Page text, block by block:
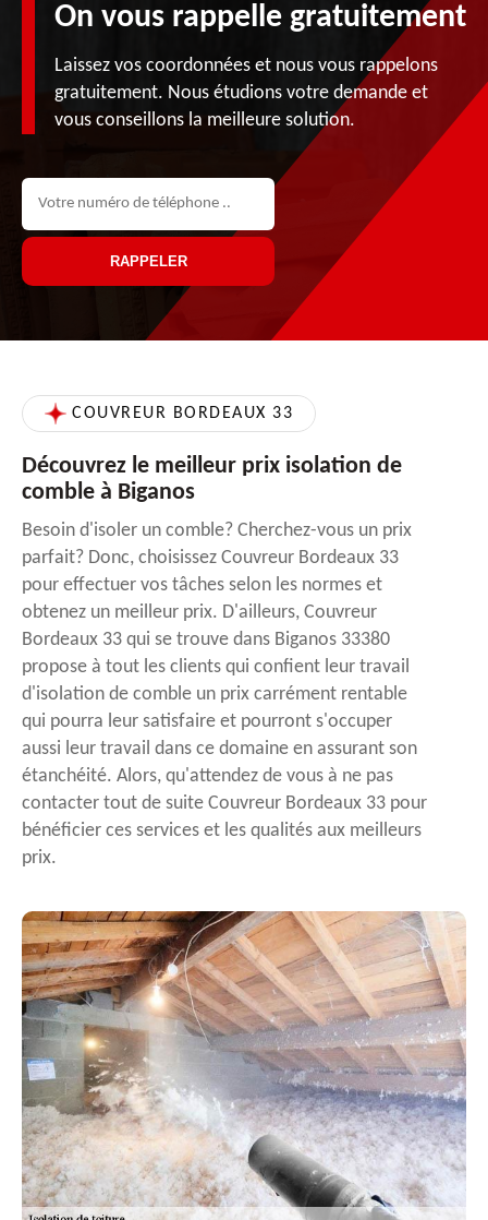
On vous rappelle gratuitement
Laissez vos coordonnées et nous vous rappelons
gratuitement. Nous étudions votre demande et
vous conseillons la meilleure solution.
COUVREUR BORDEAUX 33
Découvrez le meilleur prix isolation de
comble à Biganos
Besoin d'isoler un comble? Cherchez-vous un prix
parfait? Donc, choisissez Couvreur Bordeaux 33
pour effectuer vos tâches selon les normes et
obtenez un meilleur prix. D'ailleurs, Couvreur
Bordeaux 33 qui se trouve dans Biganos 33380
propose à tout les clients qui confient leur travail
d'isolation de comble un prix carrément rentable
qui pourra leur satisfaire et pourront s'occuper
aussi leur travail dans ce domaine en assurant son
étanchéité. Alors, qu'attendez de vous à ne pas
contacter tout de suite Couvreur Bordeaux 33 pour
bénéficier ces services et les qualités aux meilleurs
prix.